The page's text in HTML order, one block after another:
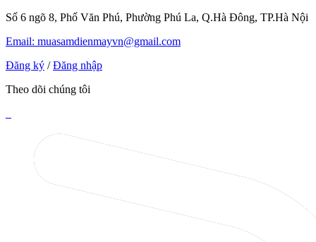
Số 6 ngõ 8, Phố Văn Phú, Phường Phú La, Q.Hà Đông, TP.Hà Nội
Email: muasamdienmayvn@gmail.com
Đăng ký / Đăng nhập
Theo dõi chúng tôi